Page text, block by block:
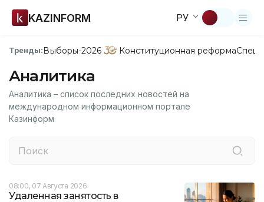
KAZINFORM РУ
Тренды:Выборы-2026 Конституционная реформа
Аналитика
Аналитика – список последних новостей на
международном информационном портале
Казинформ
08:00, 07 Августа 2026
Удаленная занятость в